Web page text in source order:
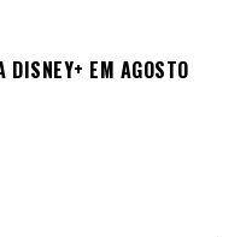
DISNEY+ EM AGOSTO